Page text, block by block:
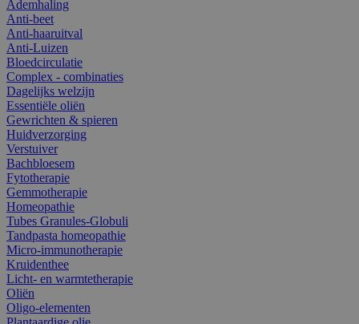
Ademhaling
Anti-beet
Anti-haaruitval
Anti-Luizen
Bloedcirculatie
Complex - combinaties
Dagelijks welzijn
Essentiële oliën
Gewrichten & spieren
Huidverzorging
Verstuiver
Bachbloesem
Fytotherapie
Gemmotherapie
Homeopathie
Tubes Granules-Globuli
Tandpasta homeopathie
Micro-immunotherapie
Kruidenthee
Licht- en warmtetherapie
Oliën
Oligo-elementen